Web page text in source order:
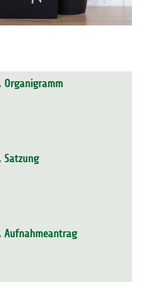
Organigramm
Satzung
Aufnahmeantrag